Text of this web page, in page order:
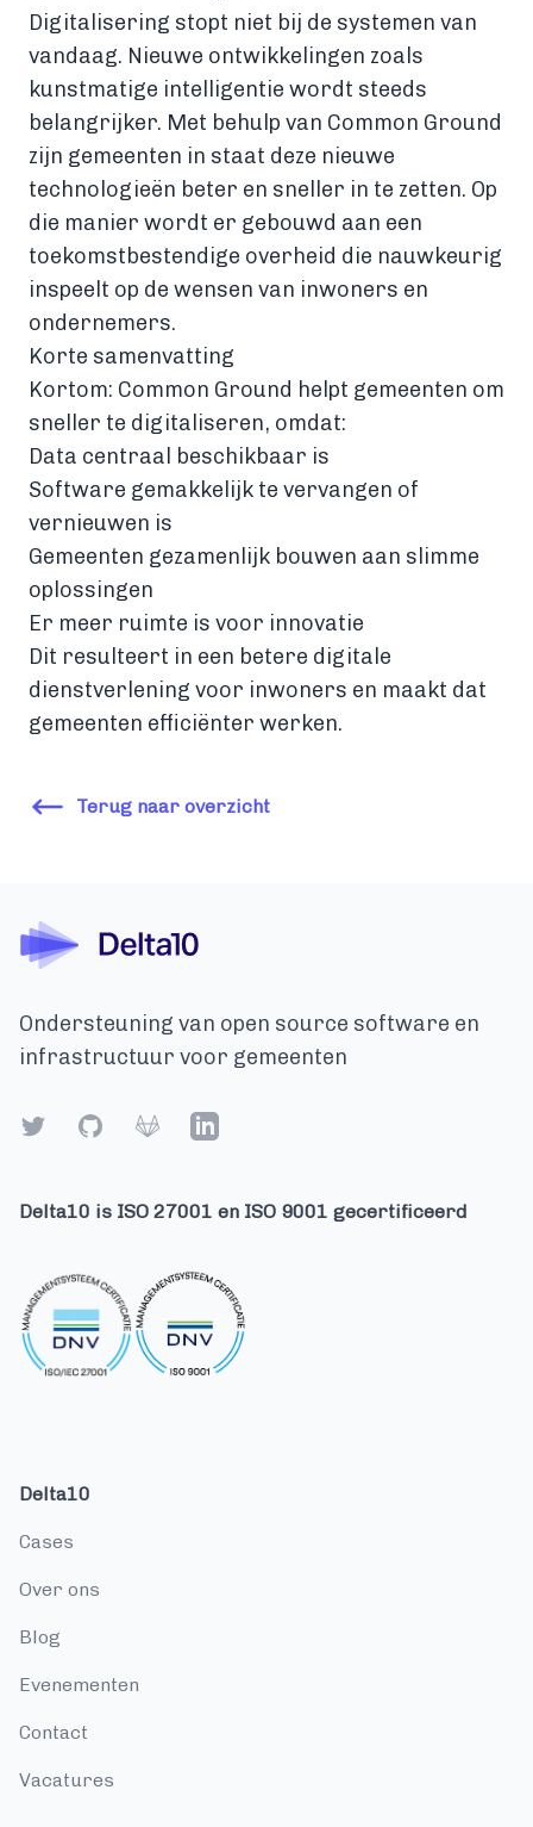
Digitalisering stopt niet bij de systemen van
vandaag. Nieuwe ontwikkelingen zoals
kunstmatige intelligentie wordt steeds
belangrijker. Met behulp van Common Ground
zijn gemeenten in staat deze nieuwe
technologieën beter en sneller in te zetten. Op
die manier wordt er gebouwd aan een
toekomstbestendige overheid die nauwkeurig
inspeelt op de wensen van inwoners en
ondernemers.
Korte samenvatting
Kortom: Common Ground helpt gemeenten om
sneller te digitaliseren, omdat:
Data centraal beschikbaar is
Software gemakkelijk te vervangen of
vernieuwen is
Gemeenten gezamenlijk bouwen aan slimme
oplossingen
Er meer ruimte is voor innovatie
Dit resulteert in een betere digitale
dienstverlening voor inwoners en maakt dat
gemeenten efficiënter werken.
Terug naar overzicht
Ondersteuning van open source software en
infrastructuur voor gemeenten
TwitterGitHubGitlab LinkedIn
Delta10 is ISO 27001 en ISO 9001 gecertificeerd
Delta10
cases
over ons
blog
evenementen
contact
vacatures